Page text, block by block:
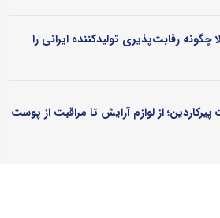
چگونه رقابت‌پذیری تولیدکننده ایرانی را
از لوازم آرایش تا مراقبت از پوست